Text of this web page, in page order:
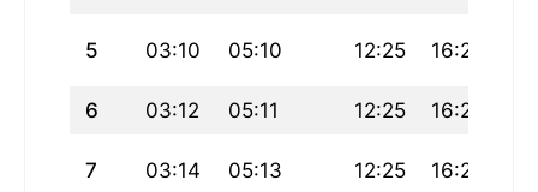
5 03:10 05:10 12:25 16:23
6 03:12 05:11 12:25 16:23
7 03:14 05:13 12:25 16:22